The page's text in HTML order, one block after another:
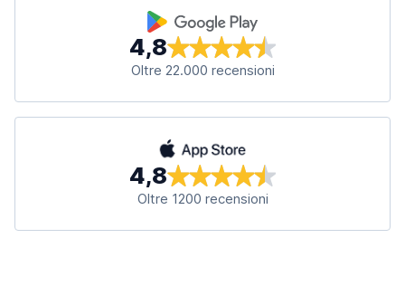
4,8
Oltre 22.000 recensioni
4,8
Oltre 1200 recensioni